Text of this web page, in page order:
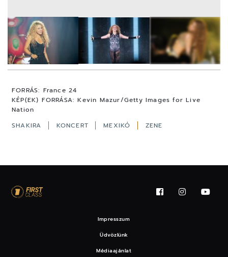
FORRÁS: France 24
KÉP(EK) FORRÁSA: Kevin Mazur/Getty Images for Live
Nation
SHAKIRA
KONCERT MEXIKÓ ZENE
Impresszum
Üdvözlünk
Médiaajánlat